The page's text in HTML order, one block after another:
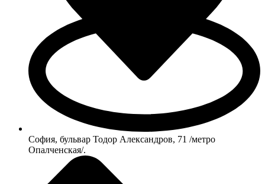
София, бульвар Тодор Александров, 71 /метро
Опалченская/.